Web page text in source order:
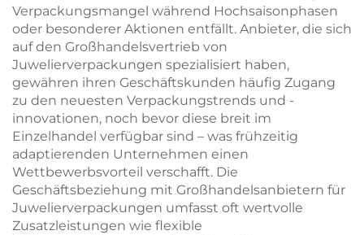
Verpackungsmangel während Hochsaisonphasen
oder besonderer Aktionen entfällt. Anbieter, die sich
auf den Großhandelsvertrieb von
Juwelierverpackungen spezialisiert haben,
gewähren ihren Geschäftskunden häufig Zugang
zu den neuesten Verpackungstrends und -
innovationen, noch bevor diese breit im
Einzelhandel verfügbar sind – was frühzeitig
adaptierenden Unternehmen einen
Wettbewerbsvorteil verschafft. Die
Geschäftsbeziehung mit Großhandelsanbietern für
Juwelierverpackungen umfasst oft wertvolle
Zusatzleistungen wie flexible